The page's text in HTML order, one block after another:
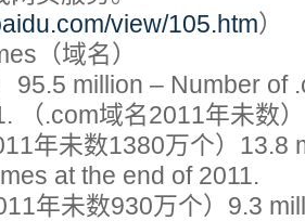
view/105.htm）
（域名）
million – Number of
（.com域名2011年未数）
年未数1380万个）13.8
at the end of 2011.
年未数930万个）9.3